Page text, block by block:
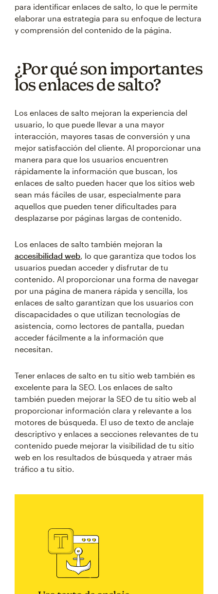
para identificar enlaces de salto, lo que le permite
elaborar una estrategia para su enfoque de lectura
y comprensión del contenido de la página.
¿Por qué son importantes
los enlaces de salto?
Los enlaces de salto mejoran la experiencia del
usuario, lo que puede llevar a una mayor
interacción, mayores tasas de conversión y una
mejor satisfacción del cliente. Al proporcionar una
manera para que los usuarios encuentren
rápidamente la información que buscan, los
enlaces de salto pueden hacer que los sitios web
sean más fáciles de usar, especialmente para
aquellos que pueden tener dificultades para
desplazarse por páginas largas de contenido.
Los enlaces de salto también mejoran la
accesibilidad web, lo que garantiza que todos los
usuarios puedan acceder y disfrutar de tu
contenido. Al proporcionar una forma de navegar
por una página de manera rápida y sencilla, los
enlaces de salto garantizan que los usuarios con
discapacidades o que utilizan tecnologías de
asistencia, como lectores de pantalla, puedan
acceder fácilmente a la información que
necesitan.
Tener enlaces de salto en tu sitio web también es
excelente para la SEO. Los enlaces de salto
también pueden mejorar la SEO de tu sitio web al
proporcionar información clara y relevante a los
motores de búsqueda. El uso de texto de anclaje
descriptivo y enlaces a secciones relevantes de tu
contenido puede mejorar la visibilidad de tu sitio
web en los resultados de búsqueda y atraer más
tráfico a tu sitio.